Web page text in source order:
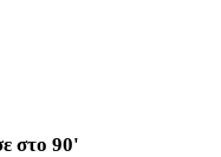
στο 90'